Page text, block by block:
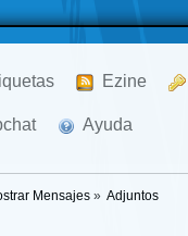
Ezine
Ayuda
Mensajes» Adjuntos